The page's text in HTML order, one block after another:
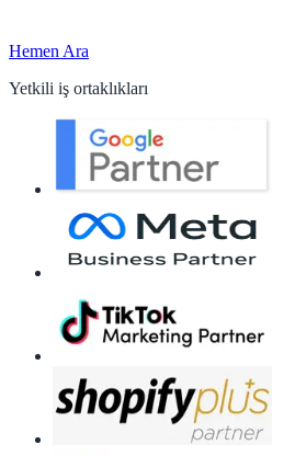
Hemen Ara
Yetkili iş ortaklıkları